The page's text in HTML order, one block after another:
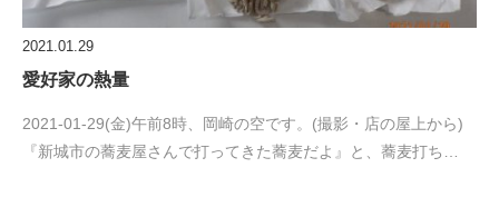
2021.01.29
愛好家の熱量
2021-01-29(金)午前8時、岡崎の空です。(撮影・店の屋上から)
『新城市の蕎麦屋さんで打ってきた蕎麦だよ』と、蕎麦打ち…